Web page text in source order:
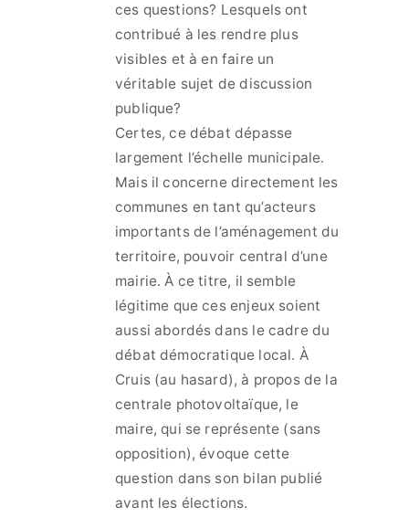
ces questions? Lesquels ont
contribué à les rendre plus
visibles et à en faire un
véritable sujet de discussion
publique?
Certes, ce débat dépasse
largement l’échelle municipale.
Mais il concerne directement les
communes en tant qu’acteurs
importants de l’aménagement du
territoire, pouvoir central d’une
mairie. À ce titre, il semble
légitime que ces enjeux soient
aussi abordés dans le cadre du
débat démocratique local. À
Cruis (au hasard), à propos de la
centrale photovoltaïque, le
maire, qui se représente (sans
opposition), évoque cette
question dans son bilan publié
avant les élections.